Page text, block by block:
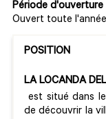
Période d'ouverture
Ouvert toute l'année
POSITION
LA LOCANDA
est situé dans
de découvrir la